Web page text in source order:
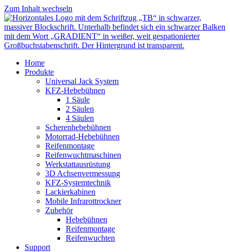
Zum Inhalt wechseln
Home
Produkte
Universal Jack System
KFZ-Hebebühnen
1 Säule
2 Säulen
4 Säulen
Scherenhebebühnen
Motorrad-Hebebühnen
Reifenmontage
Reifenwuchtmaschinen
Werkstattausrüstung
3D Achsenvermessung
KFZ-Systemtechnik
Lackierkabinen
Mobile Infrarottrockner
Zubehör
Hebebühnen
Reifenmontage
Reifenwuchten
Support